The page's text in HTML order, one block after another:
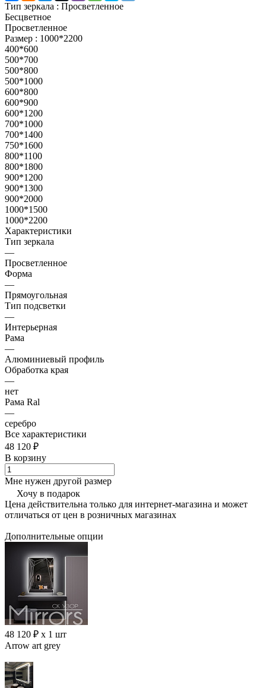
Тип зеркала : Просветленное
Бесцветное
Просветленное
Размер : 1000*2200
400*600
500*700
500*800
500*1000
600*800
600*900
600*1200
700*1000
700*1400
750*1600
800*1100
800*1800
900*1200
900*1300
900*2000
1000*1500
1000*2200
Характеристики
Тип зеркала
—
Просветленное
Форма
—
Прямоугольная
Тип подсветки
—
Интерьерная
Рама
—
Алюминиевый профиль
Обработка края
—
нет
Рама Ral
—
серебро
Все характеристики
48 120 ₽
В корзину
Мне нужен другой размер
Хочу в подарок
Цена действительна только для интернет-магазина и может
отличаться от цен в розничных магазинах
Дополнительные опции
48 120 ₽ x 1 шт
Arrow art grey